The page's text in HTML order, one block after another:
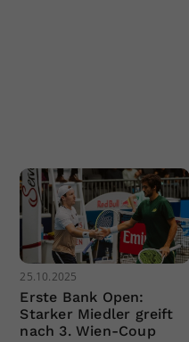
25.10.2025
Erste Bank Open:
Starker Miedler greift
nach 3. Wien-Coup